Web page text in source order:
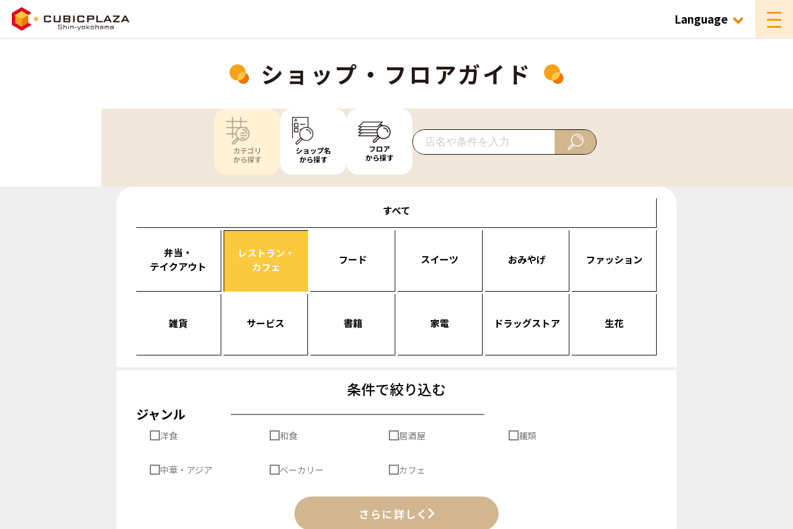
Language
ショップ・フロアガイド
カテゴリ
から探す
ショップ名
から探す
フロア
から探す
すべて
弁当・
テイクアウト
レストラン・
カフェ
フード スイーツ おみやげ ファッション
雑貨 サービス 書籍 家電 ドラッグストア 生花
条件で絞り込む
ジャンル
洋食 和食 居酒屋 麺類
中華・アジア ベーカリー カフェ
さらに詳しく